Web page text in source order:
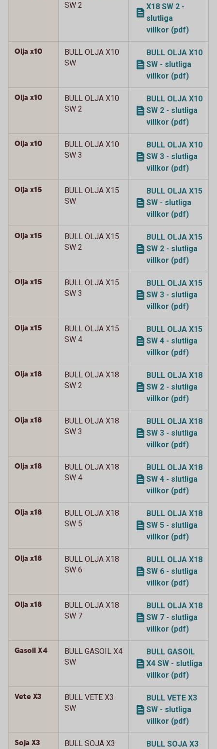
SW 2
X18 SW 2 -
slutliga
villkor (pdf)
Olja x10
BULL OLJA X10
SW
BULL OLJA X10
SW - slutliga
villkor (pdf)
Olja x10
BULL OLJA X10
SW 2
BULL OLJA X10
SW 2 - slutliga
villkor (pdf)
Olja x10
BULL OLJA X10
SW 3
BULL OLJA X10
SW 3 - slutliga
villkor (pdf)
Olja x15
BULL OLJA X15
SW
BULL OLJA X15
SW - slutliga
villkor (pdf)
Olja x15
BULL OLJA X15
SW 2
BULL OLJA X15
SW 2 - slutliga
villkor (pdf)
Olja x15
BULL OLJA X15
SW 3
BULL OLJA X15
SW 3 - slutliga
villkor (pdf)
Olja x15
BULL OLJA X15
SW 4
BULL OLJA X15
SW 4 - slutliga
villkor (pdf)
Olja x18
BULL OLJA X18
SW 2
BULL OLJA X18
SW 2 - slutliga
villkor (pdf)
Olja x18
BULL OLJA X18
SW 3
BULL OLJA X18
SW 3 - slutliga
villkor (pdf)
Olja x18
BULL OLJA X18
SW 4
BULL OLJA X18
SW 4 - slutliga
villkor (pdf)
Olja x18
BULL OLJA X18
SW 5
BULL OLJA X18
SW 5 - slutliga
villkor (pdf)
Olja x18
BULL OLJA X18
SW 6
BULL OLJA X18
SW 6 - slutliga
villkor (pdf)
Olja x18
BULL OLJA X18
SW 7
BULL OLJA X18
SW 7 - slutliga
villkor (pdf)
Gasoil X4
BULL GASOIL X4
SW
BULL GASOIL
X4 SW - slutliga
villkor (pdf)
Vete X3
BULL VETE X3
SW
BULL VETE X3
SW - slutliga
villkor (pdf)
Soja X3
BULL SOJA X3
BULL SOJA X3